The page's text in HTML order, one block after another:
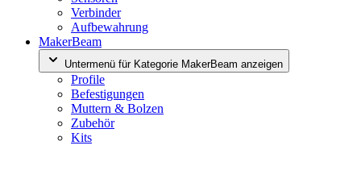
Verbinder
Aufbewahrung
MakerBeam
Untermenü für Kategorie MakerBeam anzeigen
Profile
Befestigungen
Muttern & Bolzen
Zubehör
Kits